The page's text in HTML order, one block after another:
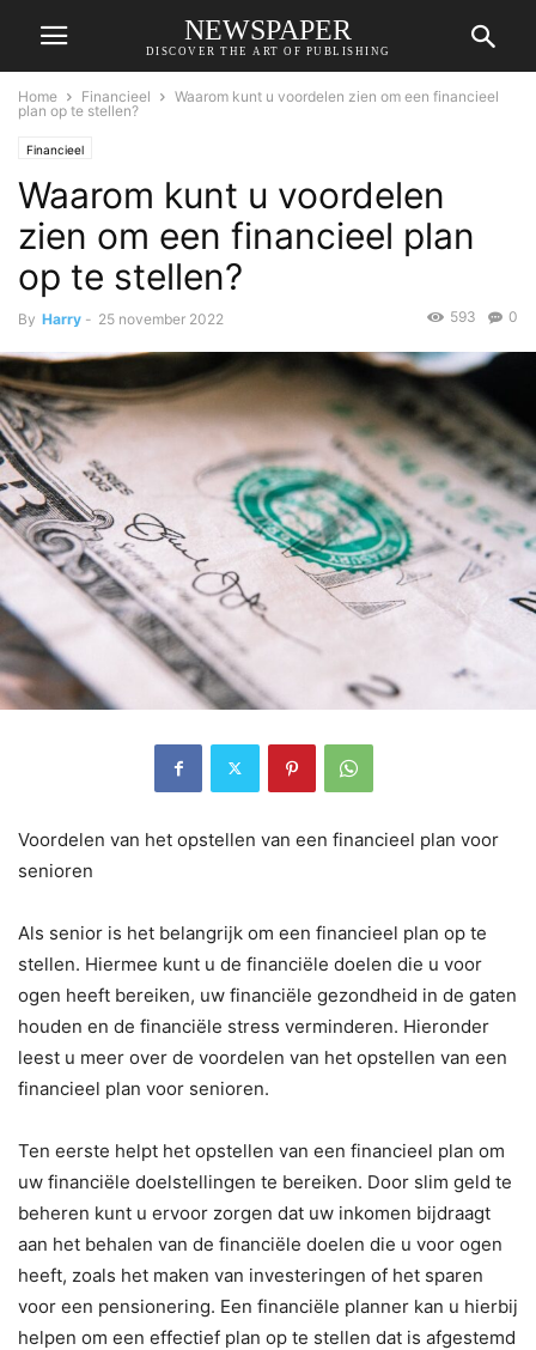
NEWSPAPER
DISCOVER THE ART OF PUBLISHING
Home Financieel
Waarom kunt u voordelen zien om een financieel
plan op te stellen?
Financieel
Waarom kunt u voordelen
zien om een financieel plan
op te stellen?
By Harry - 25 november 2022 0
593
Voordelen van het opstellen van een financieel plan voor
senioren
Als senior is het belangrijk om een financieel plan op te
stellen. Hiermee kunt u de financiële doelen die u voor
ogen heeft bereiken, uw financiële gezondheid in de gaten
houden en de financiële stress verminderen. Hieronder
leest u meer over de voordelen van het opstellen van een
financieel plan voor senioren.
Ten eerste helpt het opstellen van een financieel plan om
uw financiële doelstellingen te bereiken. Door slim geld te
beheren kunt u ervoor zorgen dat uw inkomen bijdraagt
aan het behalen van de financiële doelen die u voor ogen
heeft, zoals het maken van investeringen of het sparen
voor een pensionering. Een financiële planner kan u hierbij
helpen om een effectief plan op te stellen dat is afgestemd